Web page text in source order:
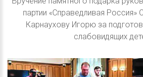
партии «Справедливая
Карнаухову Игорю за
слабовидящих